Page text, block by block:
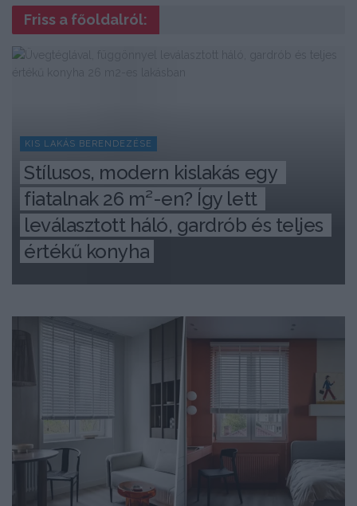
Friss a főoldalról:
KIS LAKÁS BERENDEZÉSE
Stílusos, modern kislakás egy
fiatalnak 26 m²-en? Így lett
leválasztott háló, gardrób és teljes
értékű konyha